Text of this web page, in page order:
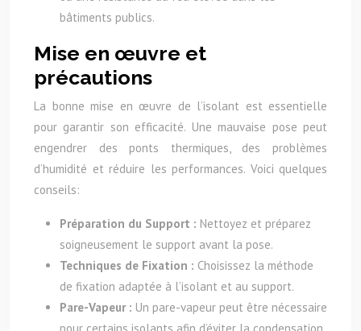
bâtiments publics.
Mise en œuvre et
précautions
La bonne mise en œuvre de l’isolant est essentielle
pour garantir son efficacité. Une mauvaise pose peut
engendrer des ponts thermiques, des problèmes
d’humidité et réduire les performances. Voici quelques
conseils:
Préparation du Support : Nettoyez et préparez
soigneusement le support avant la pose.
Techniques de Fixation : Choisissez la méthode
de fixation adaptée à l’isolant et au support.
Pare-Vapeur : Un pare-vapeur peut être nécessaire